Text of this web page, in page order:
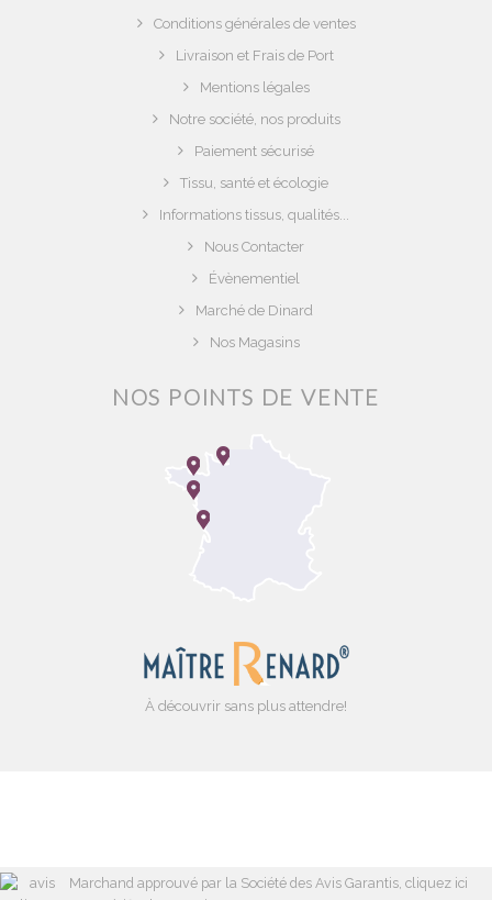
Conditions générales de ventes
Livraison et Frais de Port
Mentions légales
Notre société, nos produits
Paiement sécurisé
Tissu, santé et écologie
Informations tissus, qualités...
Nous Contacter
Évènementiel
Marché de Dinard
Nos Magasins
NOS POINTS DE VENTE
À découvrir sans plus attendre!
Marchand approuvé par la Société des Avis Garantis, cliquez ici